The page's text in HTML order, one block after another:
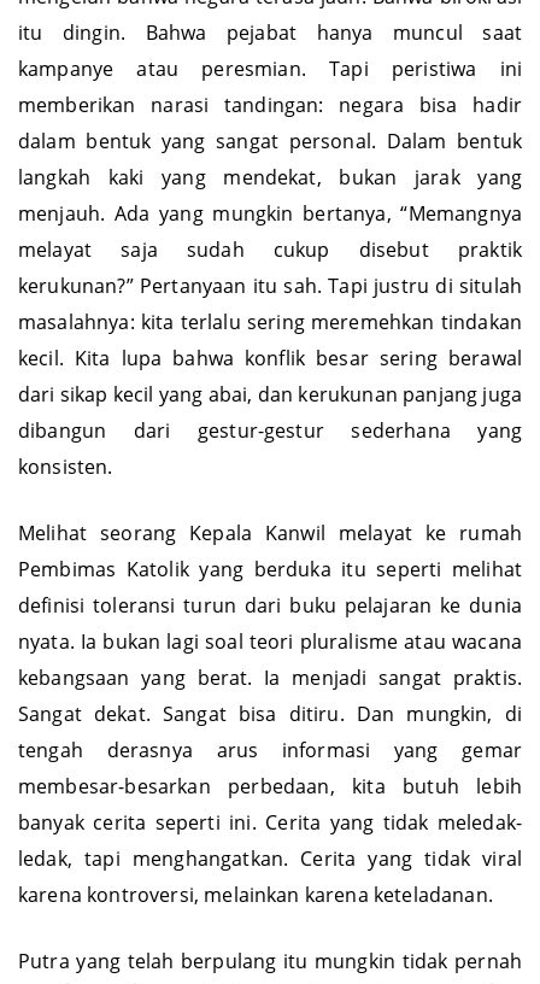
mengeluh bahwa negara terasa jauh. Bahwa birokrasi
itu dingin. Bahwa pejabat hanya muncul saat
kampanye atau peresmian. Tapi peristiwa ini
memberikan narasi tandingan: negara bisa hadir
dalam bentuk yang sangat personal. Dalam bentuk
langkah kaki yang mendekat, bukan jarak yang
menjauh. Ada yang mungkin bertanya, “Memangnya
melayat saja sudah cukup disebut praktik
kerukunan?” Pertanyaan itu sah. Tapi justru di situlah
masalahnya: kita terlalu sering meremehkan tindakan
kecil. Kita lupa bahwa konflik besar sering berawal
dari sikap kecil yang abai, dan kerukunan panjang juga
dibangun dari gestur-gestur sederhana yang
Melihat seorang Kepala Kanwil melayat ke rumah
Pembimas Katolik yang berduka itu seperti melihat
definisi toleransi turun dari buku pelajaran ke dunia
nyata. Ia bukan lagi soal teori pluralisme atau wacana
kebangsaan yang berat. Ia menjadi sangat praktis.
Sangat dekat. Sangat bisa ditiru. Dan mungkin, di
tengah derasnya arus informasi yang gemar
membesar-besarkan perbedaan, kita butuh lebih
banyak cerita seperti ini. Cerita yang tidak meledak-
ledak, tapi menghangatkan. Cerita yang tidak viral